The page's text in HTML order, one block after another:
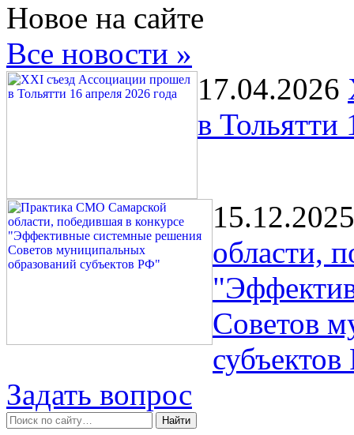
Новое на сайте
Все новости »
17.04.2026
в Тольятти
15.12.2025
области,
Советов
Задать вопрос